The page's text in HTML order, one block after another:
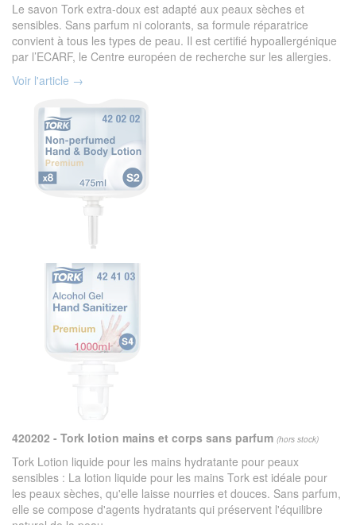
Le savon Tork extra-doux est adapté aux peaux sèches et
sensibles. Sans parfum ni colorants, sa formule réparatrice
convient à tous les types de peau. Il est certifié hypoallergénique
par l’ECARF, le Centre européen de recherche sur les allergies.
Voir l'article →
420202 - Tork lotion mains et corps sans parfum (hors stock)
Tork Lotion liquide pour les mains hydratante pour peaux
sensibles : La lotion liquide pour les mains Tork est idéale pour
les peaux sèches, qu'elle laisse nourries et douces. Sans parfum,
elle se compose d'agents hydratants qui préservent l'équilibre